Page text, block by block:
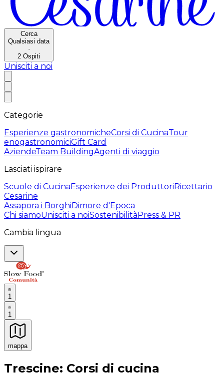
Cerca
Qualsiasi data
·
2 Ospiti
Unisciti a noi
Categorie
Esperienze gastronomicheCorsi di CucinaTour
enogastronomiciGift Card
AziendeTeam BuildingAgenti di viaggio
Lasciati ispirare
Scuole di CucinaEsperienze dei ProduttoriRicettario
Cesarine
Assapora i BorghiDimore d'Epoca
Chi siamoUnisciti a noiSostenibilitàPress & PR
Cambia lingua
1
1
mappa
Esperienze culinarie indimenticabili: Esperienze
Trescine: Corsi di cucina